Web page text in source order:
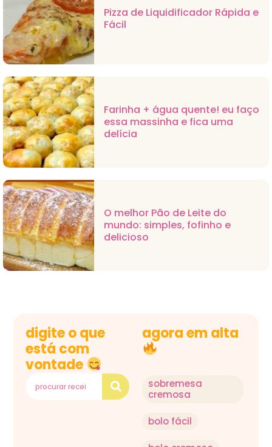
Pizza de Liquidificador Rápida e
Fácil
Farinha + água quente! eu faço
essa massinha e fica uma
delícia
O melhor Pão de Leite do
mundo: simples, fofinho e
delicioso
digite o que
está com
vontade
agora em alta
sobremesa
cremosa
bolo fácil